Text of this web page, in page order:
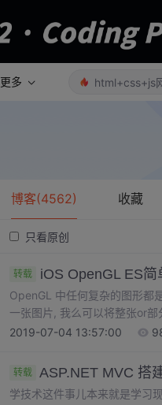
更多
博客(4562) 收藏
只看原创
转载 iOS OpenGL ES简
OpenGL 中任何复杂的图形都
一张图片, 我么可以将整张or
代表定点数据, 其坐标原点是
2019-07-04 13:57:00
转载 ASP.NET MVC 搭
学技术这件事儿本来就是学习